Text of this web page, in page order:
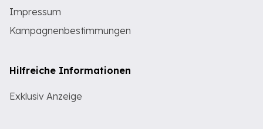
Impressum
Kampagnenbestimmungen
Hilfreiche Informationen
Exklusiv Anzeige